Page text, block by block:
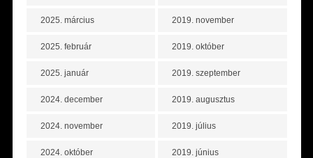
2025. március
2025. február
2025. január
2024. december
2024. november
2024. október
2019. november
2019. október
2019. szeptember
2019. augusztus
2019. július
2019. június